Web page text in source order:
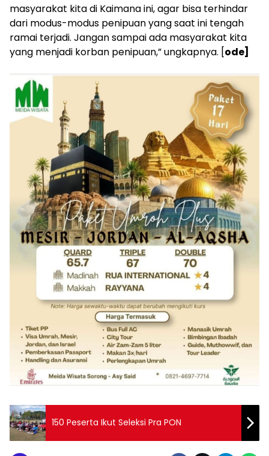
masyarakat kita di Kaimana ini, agar bisa terhindar
dari modus-modus penipuan yang saat ini tengah
ramai terjadi. Jangan sampai ada masyarakat kita
yang menjadi korban penipuan,” ungkapnya. [ode]
150 Peserta Ikut Seleksi Pra PON